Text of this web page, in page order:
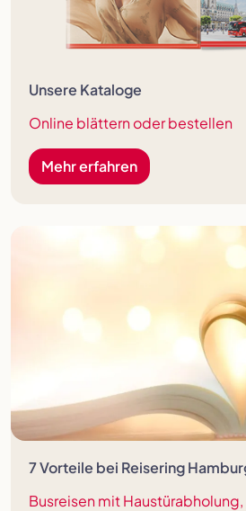
Unsere Kataloge
Online blättern oder bestellen
Mehr erfahren
7 Vorteile bei Reisering
Busreisen mit